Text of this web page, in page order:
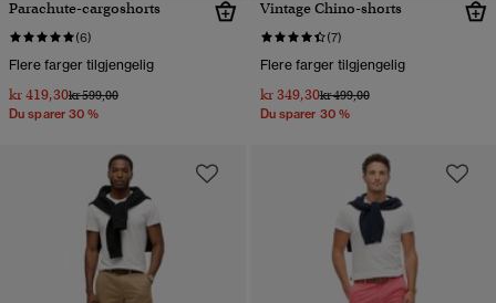
Parachute-cargoshorts
(6)
Flere farger tilgjengelig
kr 419,30Pris nedsatt fra
kr 599,00til
Du sparer 30 %
Vintage Chino-shorts
(7)
Flere farger tilgjengelig
kr 349,30Pris nedsatt fra
kr 499,00til
Du sparer 30 %